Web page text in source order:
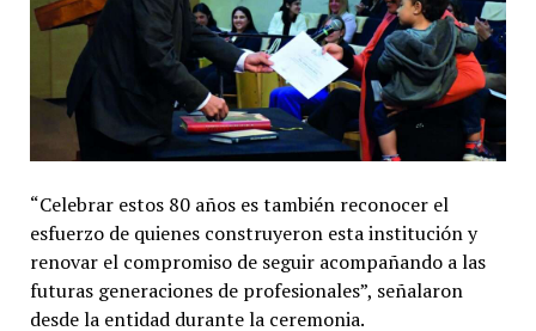
“Celebrar estos 80 años es también reconocer el
esfuerzo de quienes construyeron esta institución y
renovar el compromiso de seguir acompañando a las
futuras generaciones de profesionales”, señalaron
desde la entidad durante la ceremonia.